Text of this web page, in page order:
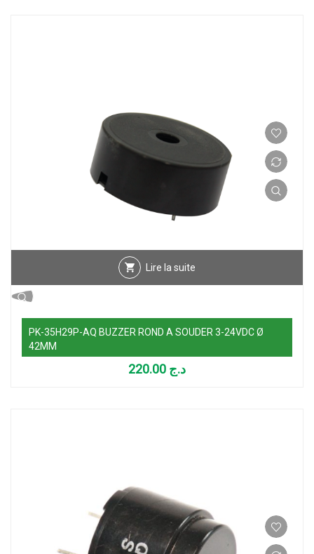
Lire la suite
PK-35H29P-AQ BUZZER ROND A SOUDER 3-24VDC Ø
42MM
د.ج